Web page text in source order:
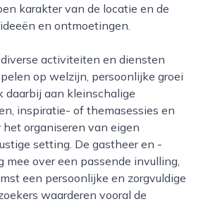
karakter van de locatie en de
en ontmoetingen.
op welzijn, persoonlijke groei
daarbij aan kleinschalige
inspiratie- of themasessies en
organiseren van eigen
setting. De gastheer en -
mee over een passende invulling,
een persoonlijke en zorgvuldige
waarderen vooral de